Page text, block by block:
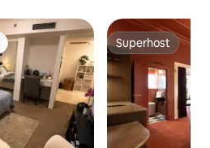
Superhost
Superhost